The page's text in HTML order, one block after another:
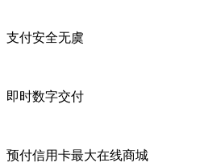
支付安全无虞
即时数字交付
预付信用卡最大在线商城